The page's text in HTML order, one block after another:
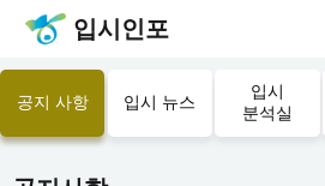
입시인포
공지 사항 입시 뉴스
입시
분석실